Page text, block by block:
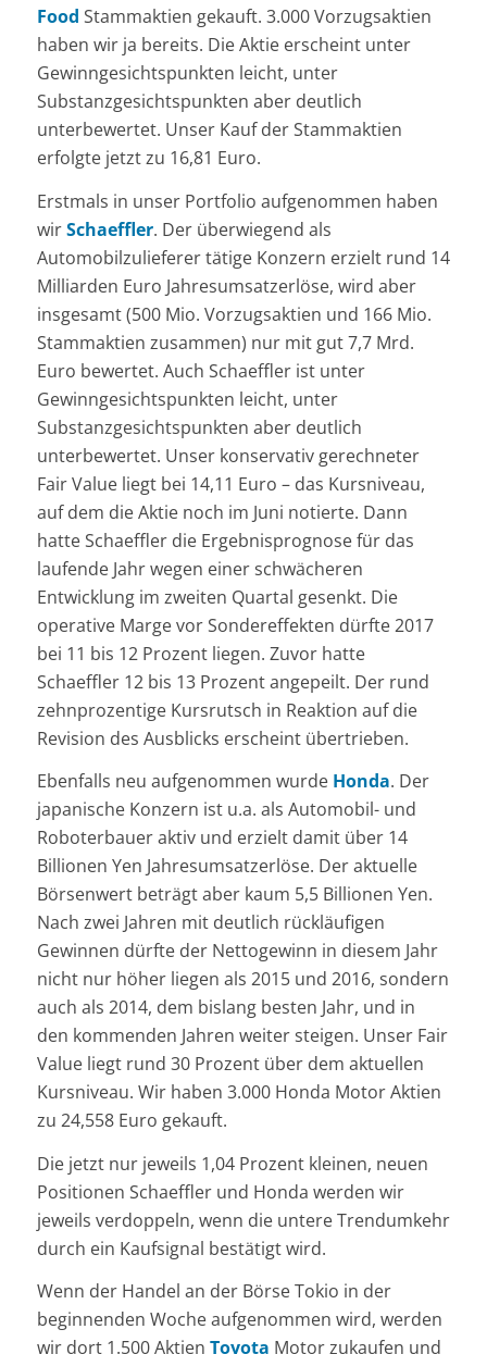
Food Stammaktien gekauft. 3.000 Vorzugsaktien
haben wir ja bereits. Die Aktie erscheint unter
Gewinngesichtspunkten leicht, unter
Substanzgesichtspunkten aber deutlich
unterbewertet. Unser Kauf der Stammaktien
erfolgte jetzt zu 16,81 Euro.
Erstmals in unser Portfolio aufgenommen haben
wirSchaeffler. Der überwiegend als
Automobilzulieferer tätige Konzern erzielt rund 14
Milliarden Euro Jahresumsatzerlöse, wird aber
insgesamt (500 Mio. Vorzugsaktien und 166 Mio.
Stammaktien zusammen) nur mit gut 7,7 Mrd.
Euro bewertet. Auch Schaeffler ist unter
Gewinngesichtspunkten leicht, unter
Substanzgesichtspunkten aber deutlich
unterbewertet. Unser konservativ gerechneter
Fair Value liegt bei 14,11 Euro – das Kursniveau,
auf dem die Aktie noch im Juni notierte. Dann
hatte Schaeffler die Ergebnisprognose für das
laufende Jahr wegen einer schwächeren
Entwicklung im zweiten Quartal gesenkt. Die
operative Marge vor Sondereffekten dürfte 2017
bei 11 bis 12 Prozent liegen. Zuvor hatte
Schaeffler 12 bis 13 Prozent angepeilt. Der rund
zehnprozentige Kursrutsch in Reaktion auf die
Revision des Ausblicks erscheint übertrieben.
Ebenfalls neu aufgenommen wurde Honda. Der
japanische Konzern ist u.a. als Automobil- und
Roboterbauer aktiv und erzielt damit über 14
Billionen Yen Jahresumsatzerlöse. Der aktuelle
Börsenwert beträgt aber kaum 5,5 Billionen Yen.
Nach zwei Jahren mit deutlich rückläufigen
Gewinnen dürfte der Nettogewinn in diesem Jahr
nicht nur höher liegen als 2015 und 2016, sondern
auch als 2014, dem bislang besten Jahr, und in
den kommenden Jahren weiter steigen. Unser Fair
Value liegt rund 30 Prozent über dem aktuellen
Kursniveau. Wir haben 3.000 Honda Motor Aktien
zu 24,558 Euro gekauft.
Die jetzt nur jeweils 1,04 Prozent kleinen, neuen
Positionen Schaeffler und Honda werden wir
jeweils verdoppeln, wenn die untere Trendumkehr
durch ein Kaufsignal bestätigt wird.
Wenn der Handel an der Börse Tokio in der
beginnenden Woche aufgenommen wird, werden
wir dort 1.500 Aktien Toyota Motor zukaufen und